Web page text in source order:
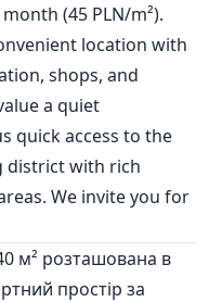
(45 PLN/m²).
location with
shops, and
a quiet
quick access to the
district with rich
We invite you for
м² розташована в
простір за